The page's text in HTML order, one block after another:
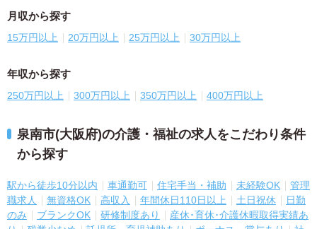
月収から探す
15万円以上 20万円以上 25万円以上 30万円以上
年収から探す
250万円以上 300万円以上 350万円以上 400万円以上
泉南市(大阪府)の介護・福祉の求人をこだわり条件
から探す
駅から徒歩10分以内 車通勤可 住宅手当・補助 未経験OK
管理
職求人
無資格OK 高収入 年間休日110日以上 土日祝休
日勤
のみ
ブランクOK 研修制度あり
産休･育休･介護休暇取得実績あ